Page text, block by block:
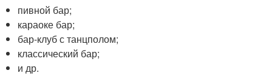
пивной бар;
караоке бар;
бар-клуб с танцполом;
классический бар;
и др.